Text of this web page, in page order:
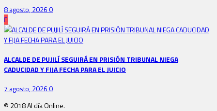
8 agosto, 20260
ALCALDE DE PUJILÍ SEGUIRÁ EN PRISIÓN TRIBUNAL NIEGA
CADUCIDAD Y FIJA FECHA PARA EL JUICIO
7 agosto, 20260
© 2018 Al día Online.